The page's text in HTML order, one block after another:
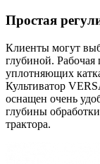
Простая
Клиенты могут
глубиной. Рабочая
уплотняющих
Культиватор
оснащен очень
глубины
трактора.